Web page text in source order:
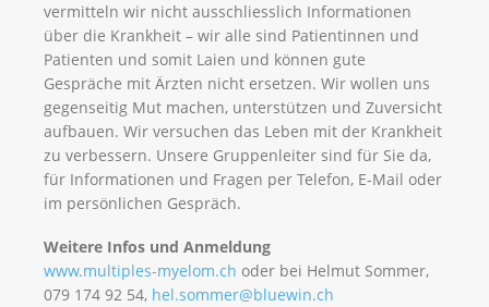
vermitteln wir nicht ausschliesslich Informationen
über die Krankheit – wir alle sind Patientinnen und
Patienten und somit Laien und können gute
Gespräche mit Ärzten nicht ersetzen. Wir wollen uns
gegenseitig Mut machen, unterstützen und Zuversicht
aufbauen. Wir versuchen das Leben mit der Krankheit
zu verbessern. Unsere Gruppenleiter sind für Sie da,
für Informationen und Fragen per Telefon, E-Mail oder
im persönlichen Gespräch.
Weitere Infos und Anmeldung
www.multiples-myelom.ch oder bei Helmut Sommer,
079 174 92 54, hel.sommer@bluewin.ch